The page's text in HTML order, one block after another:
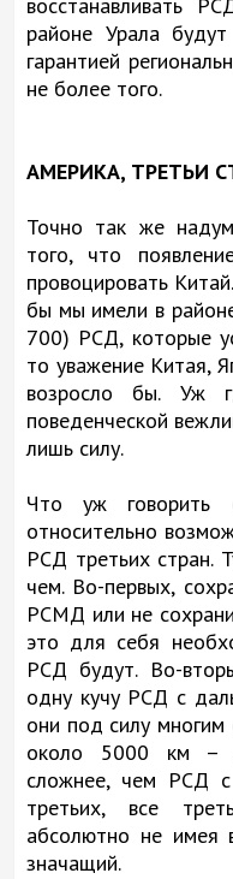
восстанавливать
районе Урала будут
гарантией
не более того.
АМЕРИКА, ТРЕТЬИ
Точно так же
того, что
провоцировать
бы мы имели в
700) РСД, которые
то уважение Китая,
возросло бы. Уж
поведенческой
лишь силу.
Что уж говорить
относительно
РСД третьих стран.
чем. Во-первых,
РСМД или не
это для себя
РСД будут. Во-
одну кучу РСД с
они под силу
около 5000 км –
сложнее, чем РСД
третьих, все
абсолютно не имея
значащий.